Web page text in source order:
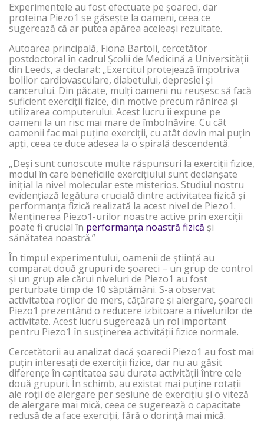
Experimentele au fost efectuate pe șoareci, dar
proteina Piezo1 se găsește la oameni, ceea ce
sugerează că ar putea apărea aceleași rezultate.
Autoarea principală, Fiona Bartoli, cercetător
postdoctoral în cadrul Școlii de Medicină a Universității
din Leeds, a declarat: „Exercitul protejează împotriva
bolilor cardiovasculare, diabetului, depresiei și
cancerului. Din păcate, mulți oameni nu reușesc să facă
suficient exerciții fizice, din motive precum rănirea și
utilizarea computerului. Acest lucru îi expune pe
oameni la un risc mai mare de îmbolnăvire. Cu cât
oamenii fac mai puține exerciții, cu atât devin mai puțin
apți, ceea ce duce adesea la o spirală descendentă.
„Deși sunt cunoscute multe răspunsuri la exerciții fizice,
modul în care beneficiile exercițiului sunt declanșate
inițial la nivel molecular este misterios. Studiul nostru
evidențiază legătura crucială dintre activitatea fizică și
performanța fizică realizată la acest nivel de Piezo1.
Menținerea Piezo1-urilor noastre active prin exerciții
poate fi crucial în performanța noastră fizică și
sănătatea noastră.”
În timpul experimentului, oamenii de știință au
comparat două grupuri de șoareci – un grup de control
și un grup ale cărui niveluri de Piezo1 au fost
perturbate timp de 10 săptămâni. S-a observat
activitatea roților de mers, cățărare și alergare, șoarecii
Piezo1 prezentând o reducere izbitoare a nivelurilor de
activitate. Acest lucru sugerează un rol important
pentru Piezo1 în susținerea activității fizice normale.
Cercetătorii au analizat dacă șoarecii Piezo1 au fost mai
puțin interesați de exerciții fizice, dar nu au găsit
diferențe în cantitatea sau durata activității între cele
două grupuri. În schimb, au existat mai puține rotații
ale roții de alergare per sesiune de exercițiu și o viteză
de alergare mai mică, ceea ce sugerează o capacitate
redusă de a face exerciții, fără o dorință mai mică.